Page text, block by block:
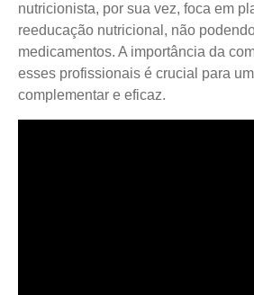
nutricionista, por sua vez, foca em
reeducação nutricional, não
medicamentos. A importância da
esses profissionais é crucial para
complementar e eficaz.